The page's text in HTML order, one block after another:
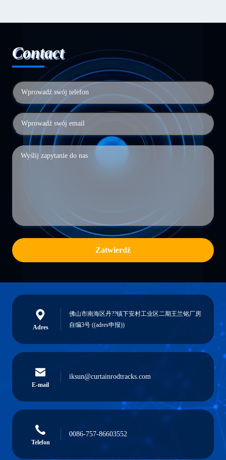
Contact
Zatwierdź
Adres
佛山市南海区丹??镇下安村工业区二期王兰铭厂房
自编3号 ((adres申报))
E-mail
iksun@curtainrodtracks.com
Telefon
0086-757-86603552